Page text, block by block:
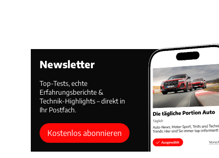
Newsletter
Top-Tests, echte
Erfahrungsberichte &
Technik-Highlights – direkt in
Ihr Postfach.
Kostenlos abonnieren